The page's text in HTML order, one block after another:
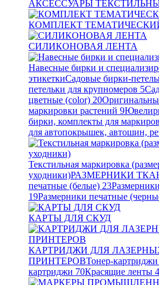
АКСЕССУАРЫ
КОМПЛЕКТ
СИЛИКОНОВАЯ ЛЕНТА
Навесные бирки и
этикеткиСадовые бирки-
петельки для крупномеров 5
цветные (color) 20
маркировки растений 9
бирки, комплекты для
для автопокрышек, автошин,
Текстильная маркировка
уходники)РАЗМЕРНИКИ
печатные (белые) 23
19Размерники печатные
КАРТЫ ДЛЯ СКУД
КАРТРИДЖИ ДЛЯ
ПРИНТЕРОВТонер-картриджи
картриджи 70Красящие ленты 4